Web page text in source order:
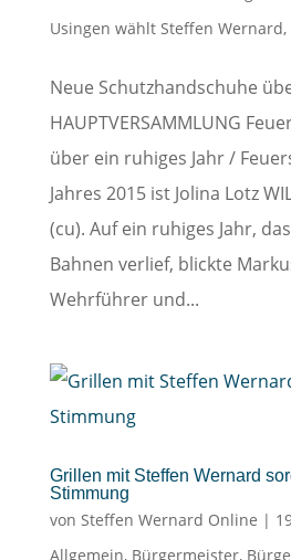
Usingen wählt Steffen Wernard,
Neue Schutzhandschuhe
HAUPTVERSAMMLUNG
über ein ruhiges Jahr /
Jahres 2015 ist Jolina Lotz
(cu). Auf ein ruhiges Jahr,
Bahnen verlief, blickte
Wehrführer und...
Grillen mit Steffen Wernard
Stimmung
von Steffen Wernard Online |
Allgemein, Bürgermeister,